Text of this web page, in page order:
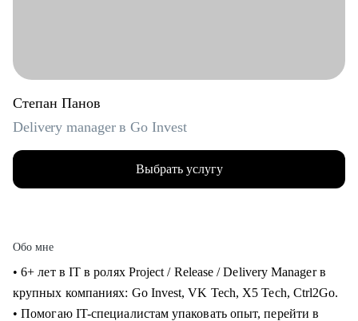
Степан Панов
Delivery manager в Go Invest
Выбрать услугу
Обо мне
• 6+ лет в IT в ролях Project / Release / Delivery Manager в
крупных компаниях: Go Invest, VK Tech, X5 Tech, Ctrl2Go.
• Помогаю IT-специалистам упаковать опыт, перейти в